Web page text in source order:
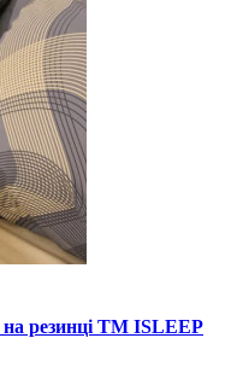
на резинці ТМ ISLEEP